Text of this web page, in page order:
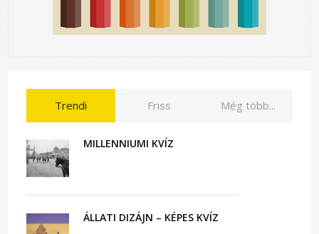
Trendi Friss Még több...
MILLENNIUMI KVÍZ
ÁLLATI DIZÁJN – KÉPES KVÍZ